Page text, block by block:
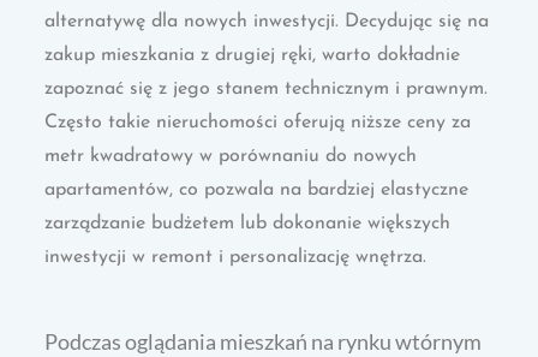
alternatywę dla nowych inwestycji. Decydując się na
zakup mieszkania z drugiej ręki, warto dokładnie
zapoznać się z jego stanem technicznym i prawnym.
Często takie nieruchomości oferują niższe ceny za
metr kwadratowy w porównaniu do nowych
apartamentów, co pozwala na bardziej elastyczne
zarządzanie budżetem lub dokonanie większych
inwestycji w remont i personalizację wnętrza.
Podczas oglądania mieszkań na rynku wtórnym